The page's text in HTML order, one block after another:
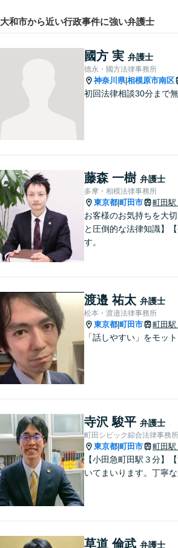
大和市から近い行政事件に強い弁護士
國方 実 弁護士
德永・國方法律事務所
神奈川県|相模原市南区
初回法律相談30分まで
藤森 一樹 弁護士
多摩・相模法律事務所
東京都 町田市 町田駅
お客様のお気持ちを大
と圧倒的な法律知識】
す。
渡邉 祐太 弁護士
松本・渡邉法律事務所
東京都 町田市 町田駅
「話しやすい」をモッ
寺沢 駿平 弁護士
町田シビック綜合法律事務所
東京都 町田市 町田駅
【小田急町田駅３分】
いてまいります。丁寧
草道 倫武 弁護士